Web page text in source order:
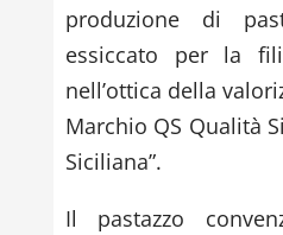
produzione di
essiccato per la
nell’ottica della
Marchio QS Qualità
Siciliana”.
Il pastazzo